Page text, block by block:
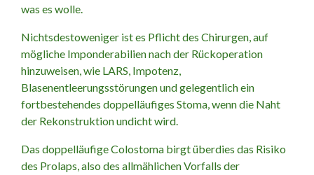
was es wolle.
Nichtsdestoweniger ist es Pflicht des Chirurgen, auf
mögliche Imponderabilien nach der Rückoperation
hinzuweisen, wie LARS, Impotenz,
Blasenentleerungsstörungen und gelegentlich ein
fortbestehendes doppelläufiges Stoma, wenn die Naht
der Rekonstruktion undicht wird.
Das doppelläufige Colostoma birgt überdies das Risiko
des Prolaps, also des allmählichen Vorfalls der